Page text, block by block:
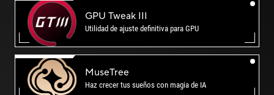
GPU Tweak III
Utilidad de ajuste definitiva para GPU
MuseTree
Haz crecer tus sueños con magia de IA